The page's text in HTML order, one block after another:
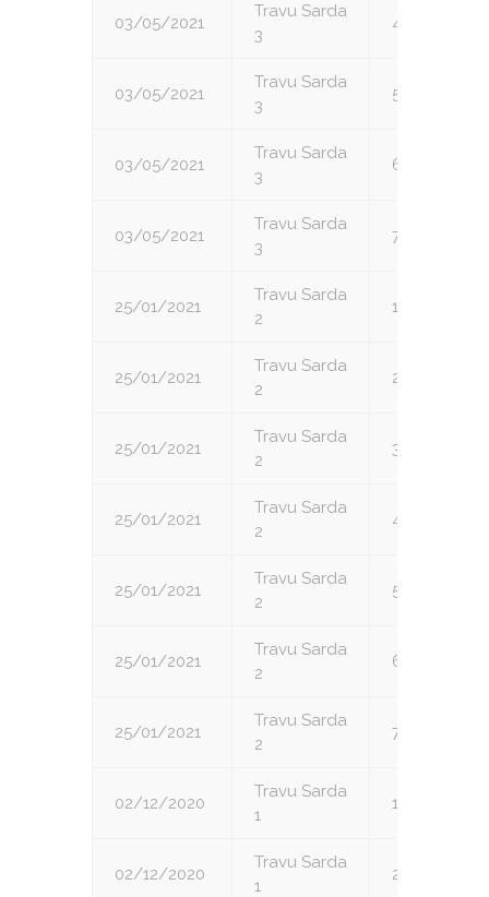
03/05/2021
Travu Sarda
3
4
03/05/2021
Travu Sarda
3
5
03/05/2021
Travu Sarda
3
6
03/05/2021
Travu Sarda
3
7
25/01/2021
Travu Sarda
2
1
25/01/2021
Travu Sarda
2
2
25/01/2021
Travu Sarda
2
3
25/01/2021
Travu Sarda
2
4
25/01/2021
Travu Sarda
2
5
25/01/2021
Travu Sarda
2
6
25/01/2021
Travu Sarda
2
7
02/12/2020
Travu Sarda
1
1
02/12/2020
Travu Sarda
1
2